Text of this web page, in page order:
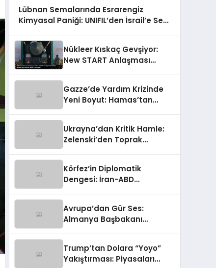
Lübnan Semalarında Esrarengiz
Kimyasal Paniği: UNIFIL’den İsrail’e Sert
Nükleer Kıskaç Gevşiyor:
New START Anlaşması
Gazze’de Yardım Krizinde
Yeni Boyut: Hamas’tan
Ukrayna’dan Kritik Hamle:
Zelenski’den Toprak
Körfez’in Diplomatik
Dengesi: İran-ABD
Avrupa’dan Gür Ses:
Almanya Başbakanı
Trump’tan Dolara “Yoyo”
Yakıştırması: Piyasaları